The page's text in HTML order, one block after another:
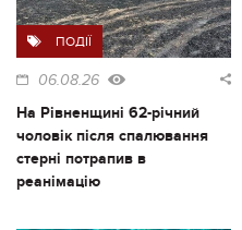
ПОДІЇ
06.08.26
На Рівненщині 62-річний
чоловік після спалювання
стерні потрапив в
реанімацію